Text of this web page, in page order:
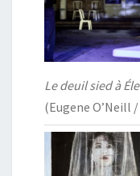
Le deuil sied à
(Eugene O’Neill